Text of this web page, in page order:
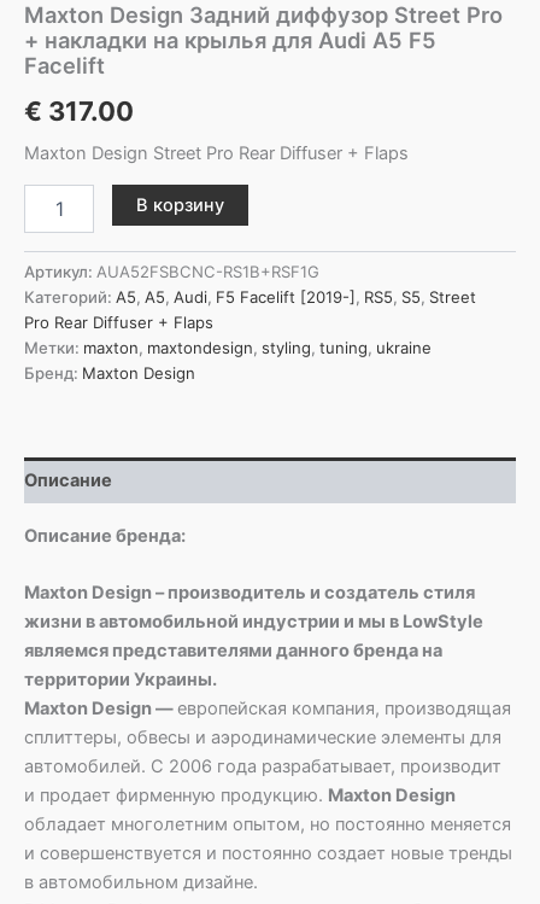
Maxton Design Задний диффузор Street Pro
+ накладки на крылья для Audi A5 F5
Facelift
€ 317.00
Maxton Design Street Pro Rear Diffuser + Flaps
товара
Design
Задний
диффузор
Street
Pro
крылья
для
Audi
A5
Facelift
В корзину
Артикул: AUA52FSBCNC-RS1B+RSF1G
Категорий: A5, A5, Audi, F5 Facelift [2019-], RS5, S5, Street
Pro Rear Diffuser + Flaps
Метки: maxton, maxtondesign, styling, tuning, ukraine
Бренд: Maxton Design
Описание
Описание бренда:
Maxton Design – производитель и создатель стиля
жизни в автомобильной индустрии и мы в LowStyle
являемся представителями данного бренда на
территории Украины.
Maxton Design —европейская компания, производящая
сплиттеры, обвесы и аэродинамические элементы для
автомобилей. С 2006 года разрабатывает, производит
и продает фирменную продукцию. Maxton Design
обладает многолетним опытом, но постоянно меняется
и совершенствуется и постоянно создает новые тренды
в автомобильном дизайне.